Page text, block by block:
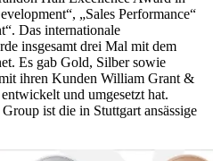
„Sales Performance“
Das internationale
insgesamt drei Mal mit dem
Es gab Gold, Silber sowie
ihren Kunden William Grant &
und umgesetzt hat.
ist die in Stuttgart ansässige